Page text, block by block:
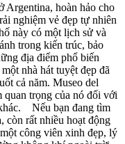
Argentina, hoàn hảo cho
nghiệm vẻ đẹp tự nhiên
này có một lịch sử và
trong kiến trúc, bảo
địa điểm phổ biến
nhà hát tuyệt đẹp đã
cả năm. Museo del
quan trọng của nó đối với
Nếu bạn đang tìm
còn rất nhiều hoạt động
công viên xinh đẹp, lý